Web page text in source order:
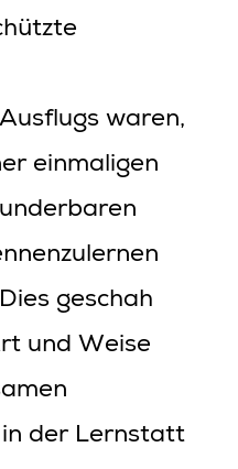
waren,
einmaligen
geschah
und Weise
in der Lernstatt